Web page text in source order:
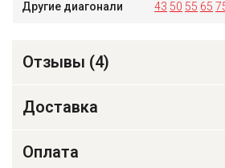
Другие диагонали 43 50 55 65
Отзывы (4)
Доставка
Оплата